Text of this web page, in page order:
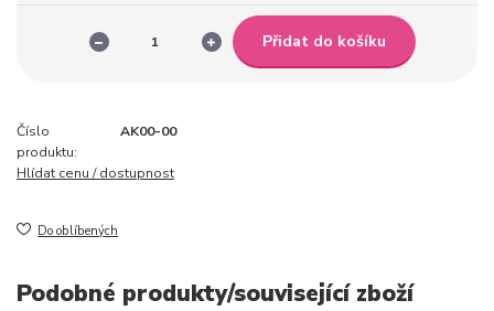
Přidat do košíku
Číslo
produktu:
AK00-00
Hlídat cenu / dostupnost
Do oblíbených
Podobné produkty/související zboží